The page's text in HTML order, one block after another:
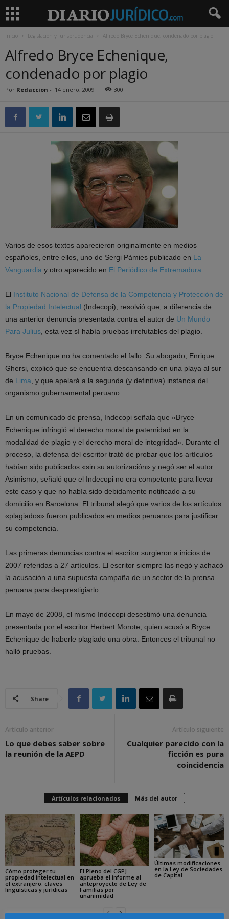
Inicio Legislación y jurisprudencia Alfredo Bryce Echenique, condenado por plagio
Alfredo Bryce Echenique,
condenado por plagio
Por Redaccion - 14 enero, 2009 300
Varios de esos textos aparecieron originalmente en medios
españoles, entre ellos, uno de Sergi Pàmies publicado en La
Vanguardia y otro aparecido en El Periódico de Extremadura
El Instituto Nacional de Defensa de la Competencia y Protección de
la Propiedad Intelectual (Indecopi), resolvió que, a diferencia de
una anterior denuncia presentada contra el autor de Un Mundo
Para Julius , esta vez sí había pruebas irrefutables del plagio.
Bryce Echenique no ha comentado el fallo. Su abogado, Enrique
Ghersi, explicó que se encuentra descansando en una playa al sur
de Lima , y que apelará a la segunda (y definitiva) instancia del
organismo gubernamental peruano.
En un comunicado de prensa, Indecopi señala que «Bryce
Echenique infringió el derecho moral de paternidad en la
modalidad de plagio y el derecho moral de integridad». Durante el
proceso, la defensa del escritor trató de probar que los artículos
habían sido publicados «sin su autorización» y negó ser el autor.
Asimismo, señaló que el Indecopi no era competente para llevar
este caso y que no había sido debidamente notificado a su
domicilio en Barcelona. El tribunal alegó que varios de los artículos
«plagiados» fueron publicados en medios peruanos para justificar
su competencia.
Las primeras denuncias contra el escritor surgieron a inicios de
2007 referidas a 27 artículos. El escritor siempre las negó y achacó
la acusación a una supuesta campaña de un sector de la prensa
peruana para desprestigiarlo.
En mayo de 2008, el mismo Indecopi desestimó una denuncia
presentada por el escritor Herbert Morote, quien acusó a Bryce
Echenique de haberle plagiado una obra. Entonces el tribunal no
halló pruebas.
Share
Artículo anterior
Lo que debes saber sobre
la reunión de la AEPD
Artículo siguiente
Cualquier parecido con la
ficción es pura
coincidencia
Artículos relacionados Más del autor
Cómo proteger tu
propiedad intelectual en
el extranjero: claves
lingüísticas y jurídicas
El Pleno del CGPJ
aprueba el informe al
anteproyecto de Ley de
Familias por
unanimidad
Últimas modificaciones
en la Ley de Sociedades
de Capital